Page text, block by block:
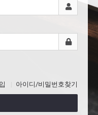
아이디/비밀번호찾기